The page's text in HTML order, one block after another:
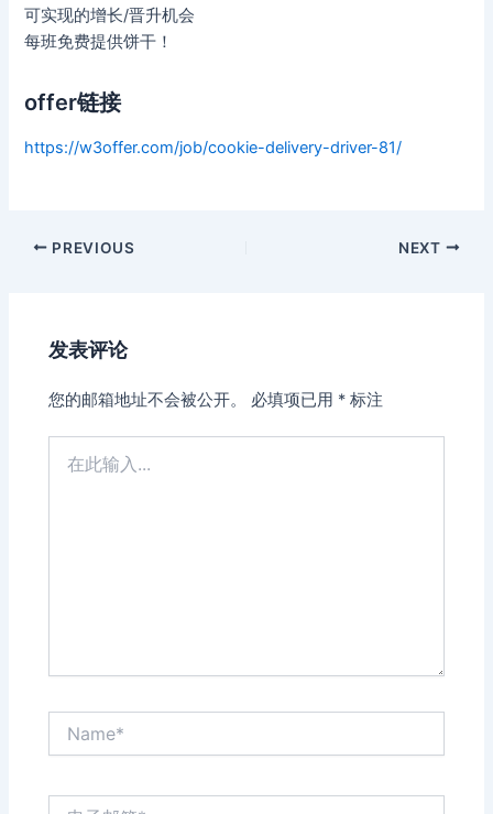
可实现的增长/晋升机会
每班免费提供饼干！
offer链接
https://w3offer.com/job/cookie-delivery-driver-81/
Post
PREVIOUS NEXT
发表评论
您的邮箱地址不会被公开。 必填项已用 * 标注